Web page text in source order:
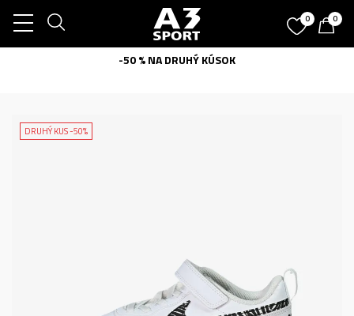
0 0
-50 % NA DRUHÝ KÚSOK
DRUHÝ KUS -50%